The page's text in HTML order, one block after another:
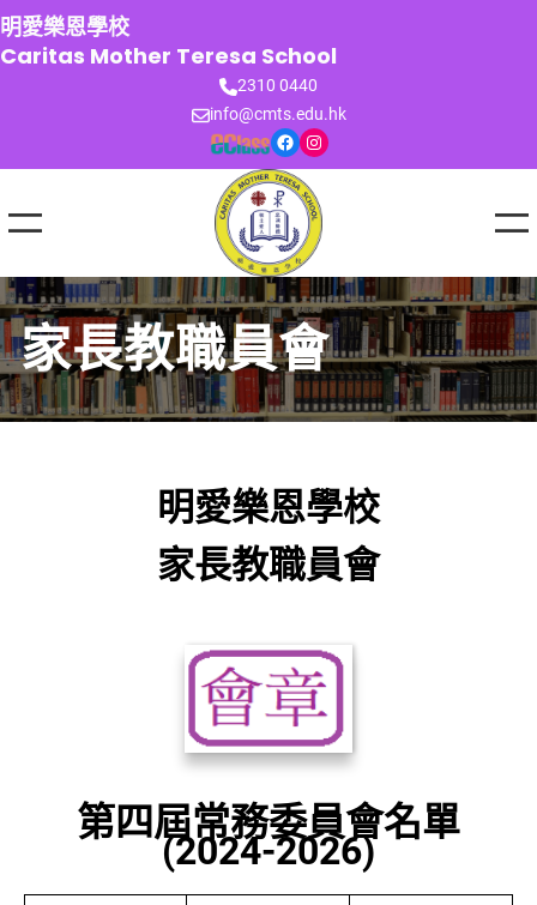
跳
至
主
明愛樂恩學校
Caritas Mother Teresa School
2310 0440
info@cmts.edu.hk
Facebook Instagram
家長教職員會
明愛樂恩學校
家長教職員會
第四屆常務委員會名單
(2024-2026)